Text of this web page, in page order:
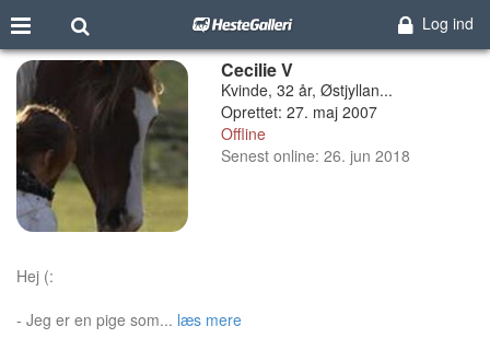
Log ind
Cecilie V
Kvinde, 32 år, Østjyllan...
Oprettet: 27. maj 2007
Offline
Senest online: 26. jun 2018
Hej (:
- Jeg er en pige som... læs mere